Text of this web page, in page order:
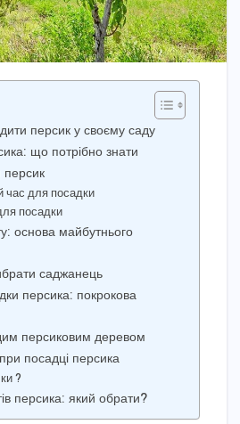
персик у своєму саду
що потрібно знати
персик
час для посадки
посадки
основа майбутнього
саджанець
персика: покрокова
персиковим деревом
посадці персика
?
персика: який обрати?